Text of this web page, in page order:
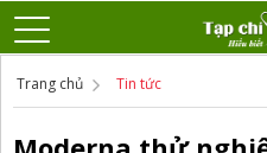
Trang chủ Tin tức